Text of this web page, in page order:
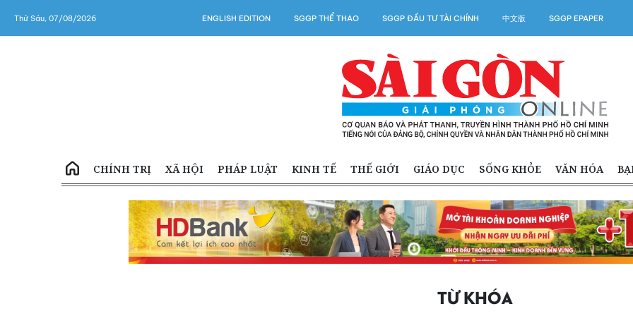
Thứ Sáu, 07/08/2026 ENGLISH EDITION SGGP THỂ THAO SGGP ĐẦU TƯ TÀI CHÍNH 中文版 SGGP EPAPER
CHÍNH TRỊ XÃ HỘI PHÁP LUẬT KINH TẾ THẾ GIỚI GIÁO DỤC SỐNG KHỎE VĂN HÓA
TỪ KHÓA